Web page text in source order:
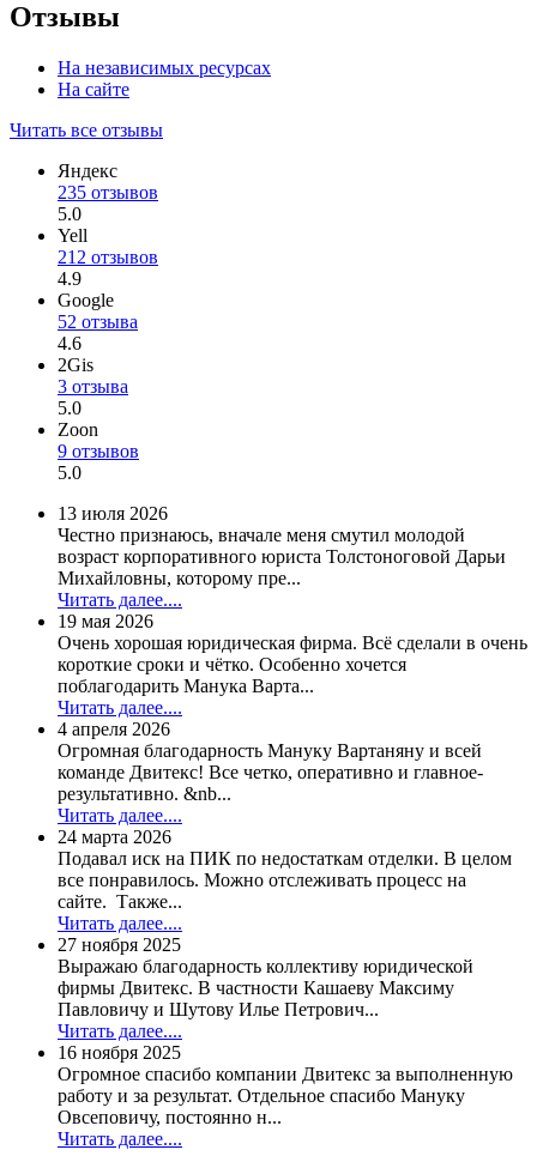
Отзывы
На независимых ресурсах
На сайте
Читать все отзывы
Яндекс
235 отзывов
5.0
Yell
212 отзывов
4.9
Google
52 отзыва
4.6
2Gis
3 отзыва
5.0
Zoon
9 отзывов
5.0
13 июля 2026
Честно признаюсь, вначале меня смутил молодой
возраст корпоративного юриста Толстоноговой Дарьи
Михайловны, которому пре...
Читать далее....
19 мая 2026
Очень хорошая юридическая фирма. Всё сделали в очень
короткие сроки и чётко. Особенно хочется
поблагодарить Манука Варта...
Читать далее....
4 апреля 2026
Огромная благодарность Мануку Вартаняну и всей
команде Двитекс! Все четко, оперативно и главное-
результативно. &nb...
Читать далее....
24 марта 2026
Подавал иск на ПИК по недостаткам отделки. В целом
все понравилось. Можно отслеживать процесс на
сайте. Также...
Читать далее....
27 ноября 2025
Выражаю благодарность коллективу юридической
фирмы Двитекс. В частности Кашаеву Максиму
Павловичу и Шутову Илье Петрович...
Читать далее....
16 ноября 2025
Огромное спасибо компании Двитекс за выполненную
работу и за результат. Отдельное спасибо Мануку
Овсеповичу, постоянно н...
Читать далее....